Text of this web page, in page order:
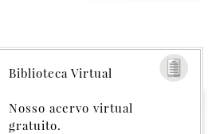
Biblioteca Virtual
Nosso acervo virtual
gratuito.